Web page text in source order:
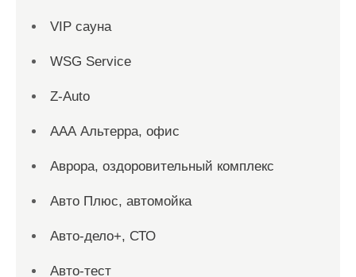
VIP сауна
WSG Service
Z-Auto
ААА Альтерра, офис
Аврора, оздоровительный комплекс
Авто Плюс, автомойка
Авто-дело+, СТО
Авто-тест